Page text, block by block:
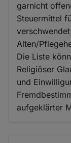
garnicht
Steuermittel
Alten/
Die Liste
Religiöser
und
aufgeklärter